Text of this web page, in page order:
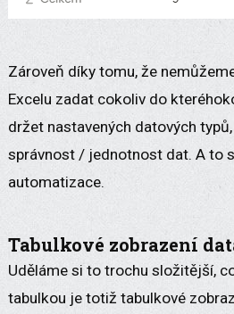
Zároveň díky tomu, že
Excelu zadat cokoliv do
držet nastavených datových
správnost / jednotnost dat. A to
automatizace.
Tabulkové zobrazení
Uděláme si to trochu složitější,
tabulkou je totiž tabulkové